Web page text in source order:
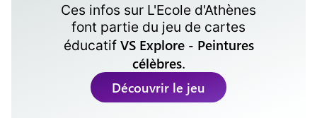
Ces infos sur L'Ecole d'Athènes
font partie du jeu de cartes
éducatif VS Explore - Peintures
célèbres.
Découvrir le jeu